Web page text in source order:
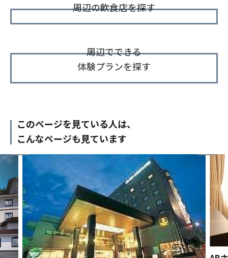
周辺の飲食店を探す
周辺でできる
体験プランを探す
このページを見ている人は、
こんなページも見ています